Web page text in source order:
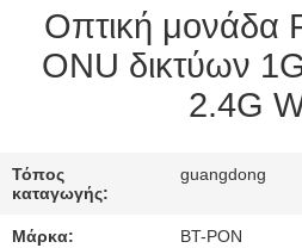
ΕΠΑΦΉ
ΜΕ
ΈΝΑ
ΑΠΌΣΠΑΣΜΑ
Οπτική μονάδα
ONU δικτύων
2.4G
Τόπος
καταγωγής:
guangdong
Μάρκα: BT-PON